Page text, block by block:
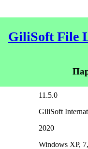
GiliSoft File
11.5.0
GiliSoft
2020
Windows XP,